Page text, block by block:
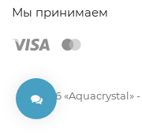
Мы принимаем
© 2026 «Aquacrystal» -